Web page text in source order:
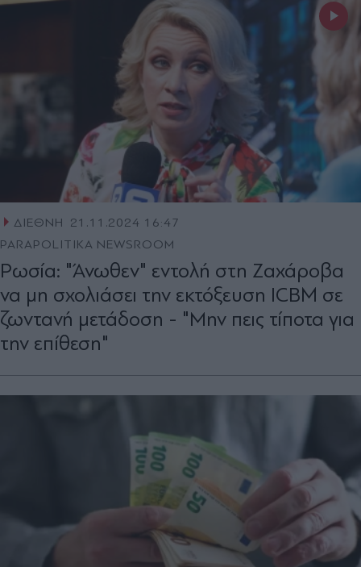
ΔΙΕΘΝΗ
21.11.2024 16:47
PARAPOLITIKA NEWSROOM
Ρωσία: "Άνωθεν" εντολή στη Ζαχάροβα
να μη σχολιάσει την εκτόξευση ICBM σε
ζωντανή μετάδοση - "Μην πεις τίποτα για
την επίθεση"